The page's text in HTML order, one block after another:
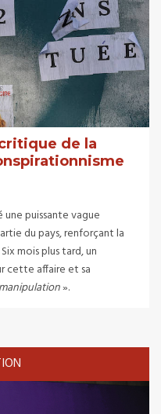
de la
puissante vague
du pays, renforçant la
mois plus tard, un
cette affaire et sa
manipulation».